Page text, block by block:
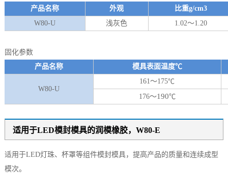
产品名称
外观
比重g/cm3
W80-U
浅灰色 1.02～1.20
固化参数
产品名称
模具表面温度℃
W80-U
161～175℃
176～190℃
适用于LED模封模具的润模橡胶，W80-E
适用于LED灯珠、杯罩等组件模封模具，提高产品的质量和连续成型
模次。